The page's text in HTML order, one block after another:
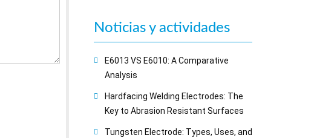
Noticias y actividades
E6013 VS E6010: A Comparative
Analysis
Hardfacing Welding Electrodes: The
Key to Abrasion Resistant Surfaces
Tungsten Electrode: Types, Uses, and